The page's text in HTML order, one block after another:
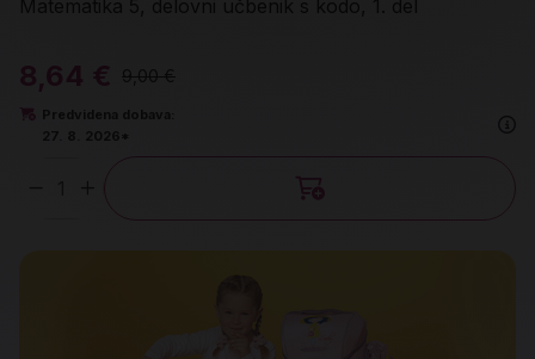
Matematika 5, delovni učbenik s kodo, 1. del
8,64 € 9,00 €
Predvidena dobava:
27. 8. 2026*